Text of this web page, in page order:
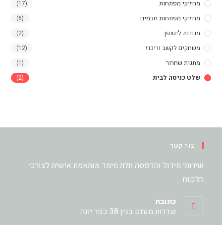
מחזיקי מפתחות (17)
מחזיקי מפתחות חכמים (6)
מנורות ליטופן (2)
משחקים לקשב וריכוז (12)
מתנות שחרור (1)
שלט כניסה לבית (2)
צור קשר
שירותי מידול והדפסה תלת מימד מותאמת אישית לצורכי
הלקוח
כתובת
שדרות מנחם בגין 38 כפר יונה